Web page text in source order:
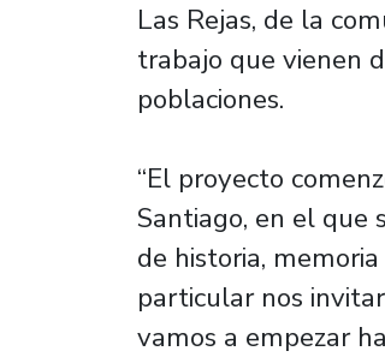
Las Rejas, de la
trabajo que vienen
poblaciones.
“El proyecto
Santiago, en el que
de historia,
particular nos
vamos a empezar